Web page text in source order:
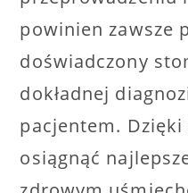
powinien zawsze
doświadczony
dokładnej
pacjentem.
osiągnąć